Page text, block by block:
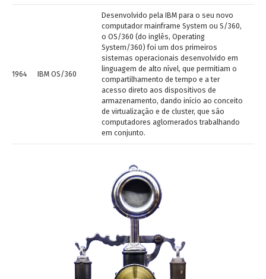
1964 IBM OS/360
Desenvolvido pela IBM para o seu novo
computador mainframe System ou S/360,
o OS/360 (do inglês, Operating
System/360) foi um dos primeiros
sistemas operacionais desenvolvido em
linguagem de alto nível, que permitiam o
compartilhamento de tempo e a ter
acesso direto aos dispositivos de
armazenamento, dando início ao conceito
de virtualização e de cluster, que são
computadores aglomerados trabalhando
em conjunto.